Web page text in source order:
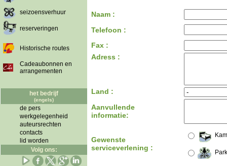
seizoensverhuur
reserveringen
Historische routes
Cadeaubonnen en
arrangementen
het bedrijf
(engels)
de pers
werkgelegenheid
auteursrechten
contacts
lid worden
Volg ons:
Naam :
Telefoon :
Fax :
Adress :
Land :
Aanvullende
informatie:
Gewenste
serviceverlening :